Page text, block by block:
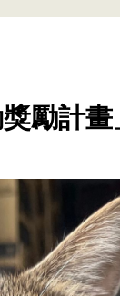
獎勵計